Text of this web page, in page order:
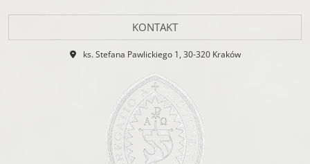
KONTAKT
ks. Stefana Pawlickiego 1, 30-320 Kraków